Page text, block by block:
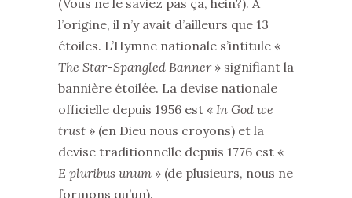
(Vous ne le saviez pas ça, hein?). A
l’origine, il n’y avait d’ailleurs que 13
étoiles. L’Hymne nationale s’intitule «
The Star-Spangled Banner» signifiant la
bannière étoilée. La devise nationale
officielle depuis 1956 est « In God we
trust » (en Dieu nous croyons) et la
devise traditionnelle depuis 1776 est «
E pluribus unum » (de plusieurs, nous ne
formons qu’un).